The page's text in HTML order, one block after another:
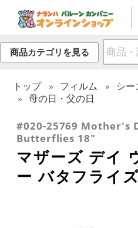
商品カテゴリを見る
トップ フィルム
シ
母の日・父の日
#020-25769 Mother's
Butterflies 18"
マザーズ デイ
ー バタフライ